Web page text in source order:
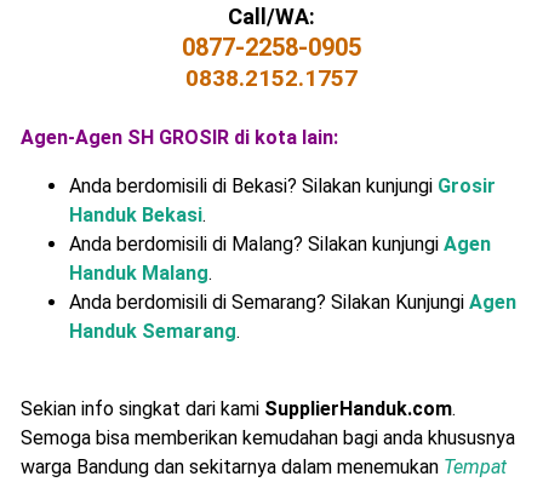
Call/WA:
0877-2258-0905
0838.2152.1757
Agen-Agen SH GROSIR di kota lain:
Anda berdomisili di Bekasi? Silakan kunjungi Grosir
Handuk Bekasi.
Anda berdomisili di Malang? Silakan kunjungi Agen
Handuk Malang.
Anda berdomisili di Semarang? Silakan Kunjungi Agen
Handuk Semarang.
Sekian info singkat dari kami SupplierHanduk.com.
Semoga bisa memberikan kemudahan bagi anda khususnya
warga Bandung dan sekitarnya dalam menemukan Tempat